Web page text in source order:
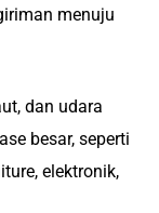
menuju
dan udara
besar, seperti
elektronik,